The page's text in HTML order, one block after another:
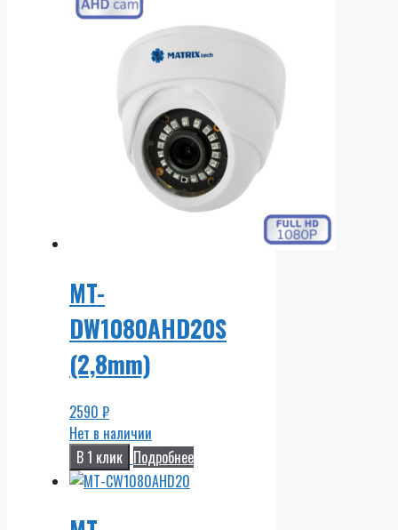
MT-
DW1080AHD20S
(2,8mm)
2590 ₽
Нет в наличии
В 1 клик Подробнее